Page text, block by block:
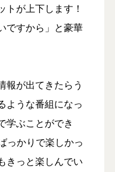
トが上下します！
ですから」と豪華
が出てきたらう
ような番組になっ
学ぶことができ
っかりで楽しかっ
きっと楽しんでい